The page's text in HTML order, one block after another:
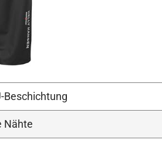
Beschichtung
Nähte